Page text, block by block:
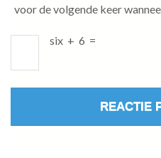
voor de volgende keer
six + 6 =